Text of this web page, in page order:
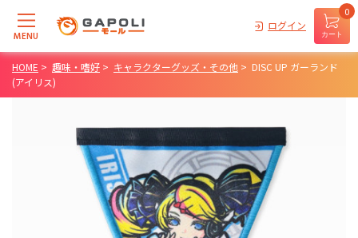
MENU
ログイン
カート
0
HOME > 趣味・嗜好 > キャラクターグッズ・その他 > DISC UP ガーランド
(アイリス)